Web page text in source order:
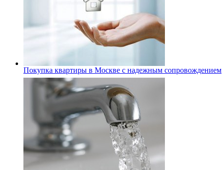
Покупка квартиры в Москве с надежным сопровождением